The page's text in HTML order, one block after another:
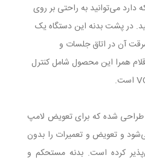
می‌توانید به راحتی بر روی
در پشت بدنه این دستگاه یک
آن در اتاق جلسات و
همرا این محصول شامل کنترل
طراحی شده که برای تعویض لامپ
و تعویض و تعمیرات را بدون
کرده است. بدنه مستحکم و